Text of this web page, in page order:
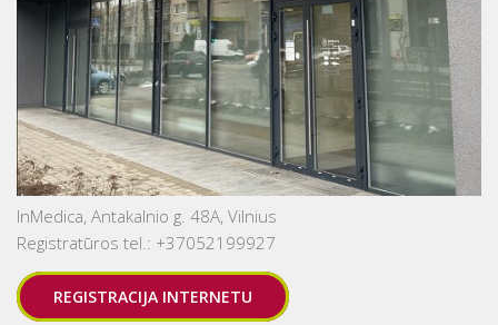
InMedica, Antakalnio g. 48A, Vilnius
Registratūros tel.: +37052199927
REGISTRACIJA INTERNETU